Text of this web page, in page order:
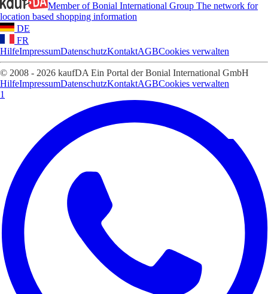
Member of Bonial International Group The network for
location based shopping information
DE
FR
HilfeImpressumDatenschutzKontaktAGBCookies verwalten
© 2008 - 2026 kaufDA Ein Portal der Bonial International GmbH
HilfeImpressumDatenschutzKontaktAGBCookies verwalten
1